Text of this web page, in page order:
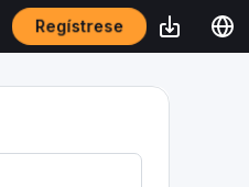
Regístrese